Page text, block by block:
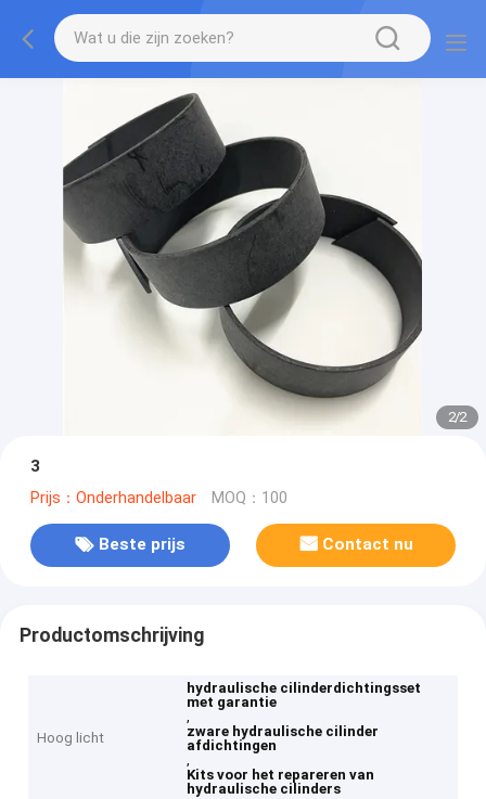
2/2
3
Prijs：Onderhandelbaar MOQ：100
Beste prijs Contact nu
Productomschrijving
Hoog licht
hydraulische cilinderdichtingsset
met garantie
,
zware hydraulische cilinder
afdichtingen
,
Kits voor het repareren van
hydraulische cilinders